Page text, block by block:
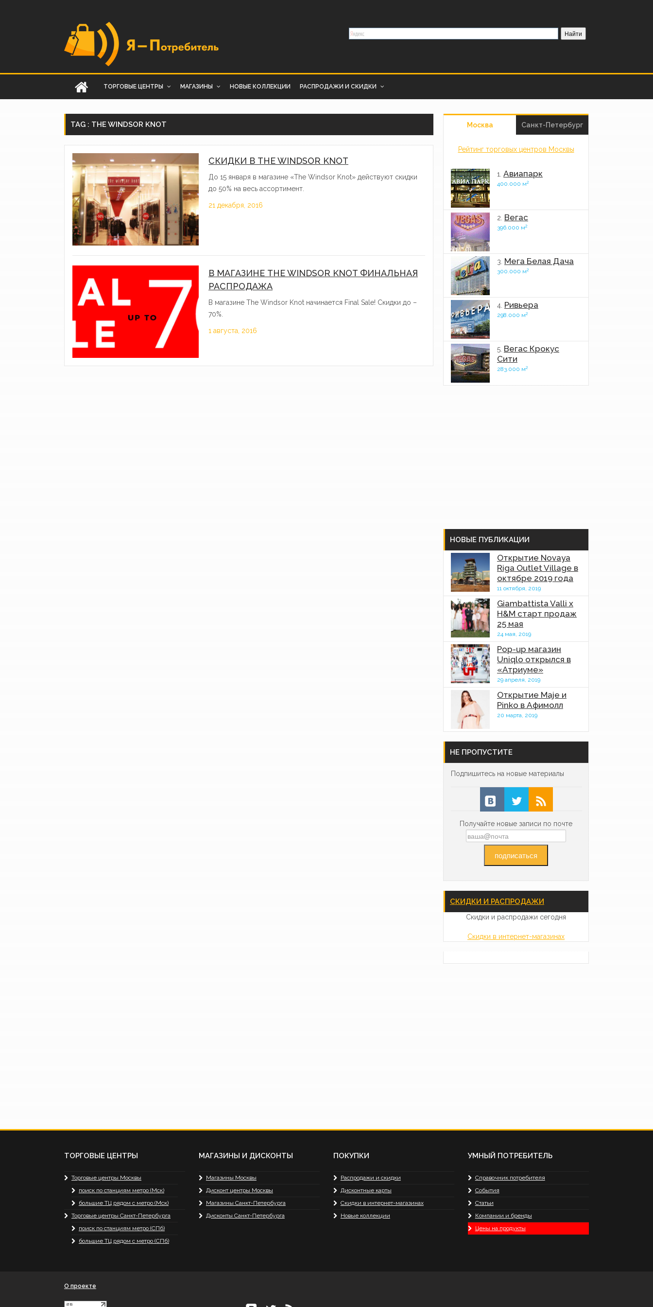
ТОРГОВЫЕ ЦЕНТРЫ МАГАЗИНЫ НОВЫЕ КОЛЛЕКЦИИ РАСПРОДАЖИ И СКИДКИ
TAG : THE WINDSOR KNOT
СКИДКИ В THE WINDSOR KNOT
До 15 января в магазине «The Windsor Knot» действуют скидки
до 50% на весь ассортимент.
21 декабря, 2016
В МАГАЗИНЕ THE WINDSOR KNOT ФИНАЛЬНАЯ
РАСПРОДАЖА
В магазине The Windsor Knot начинается Final Sale! Скидки до –
70%.
1 августа, 2016
Москва Санкт-Петербург
Рейтинг торговых центров Москвы
1. Авиапарк
400.000 м2
2. Вегас
396.000 м2
3. Мега Белая Дача
300.000 м2
4. Ривьера
298.000 м2
5. Вегас Крокус
Сити
283.000 м2
НОВЫЕ ПУБЛИКАЦИИ
Открытие Novaya
Riga Outlet Village в
октябре 2019 года
11 октября, 2019
Giambattista Valli x
H&M старт продаж
25 мая
24 мая, 2019
Pop-up магазин
Uniqlo открылся в
«Атриуме»
29 апреля, 2019
Открытие Maje и
Pinko в Афимолл
20 марта, 2019
НЕ ПРОПУСТИТЕ
Подпишитесь на новые материалы
Получайте новые записи по почте
СКИДКИ И РАСПРОДАЖИ
Скидки и распродажи сегодня
Скидки в интернет-магазинах
ТОРГОВЫЕ ЦЕНТРЫ
Торговые центры Москвы
поиск по станциям метро (Мск)
большие ТЦ рядом с метро (Мск)
Торговые центры Санкт-Петербурга
поиск по станциям метро (СПб)
большие ТЦ рядом с метро (СПб)
МАГАЗИНЫ И ДИСКОНТЫ
Магазины Москвы
Дисконт центры Москвы
Магазины Санкт-Петербурга
Дисконты Санкт-Петербурга
ПОКУПКИ
Распродажи и скидки
Дисконтные карты
Скидки в интернет-магазинах
Новые коллекции
УМНЫЙ ПОТРЕБИТЕЛЬ
Справочник потребителя
События
Статьи
Компании и бренды
Цены на продукты
О проекте